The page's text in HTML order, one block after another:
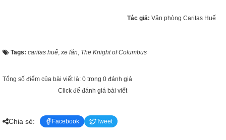
Tác giả: Văn phòng Caritas Huế
Tags: caritas huế,xe lăn, The Knight of Columbus
Tổng số điểm của bài viết là: 0 trong 0 đánh giá
Click để đánh giá bài viết
Chia sẻ: Facebook Tweet